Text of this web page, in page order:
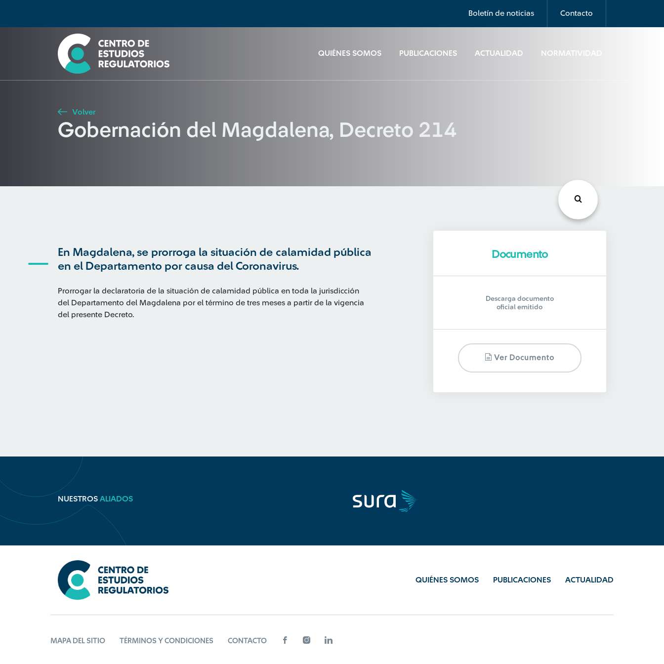
Boletín de noticias Contacto
QUIÉNES SOMOS PUBLICACIONES ACTUALIDAD NORMATIVIDAD
Seleccione país
Buscar
Volver
Gobernación del Magdalena, Decreto 214
En Magdalena, se prorroga la situación de calamidad pública
en el Departamento por causa del Coronavirus.
Prorrogar la declaratoria de la situación de calamidad pública en toda la jurisdicción
del Departamento del Magdalena por el término de tres meses a partir de la vigencia
del presente Decreto.
Documento
Descarga documento
oficial emitido
Ver Documento
NUESTROS ALIADOS
QUIÉNES SOMOS PUBLICACIONES ACTUALIDAD
MAPA DEL SITIO TÉRMINOS Y CONDICIONES CONTACTO